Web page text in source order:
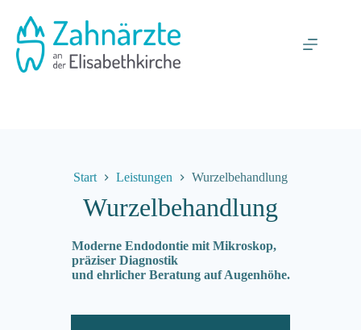
Inhalt
springen
Start Leistungen Wurzel­behandlung
Wurzel­behandlung
Moderne Endodontie mit Mikroskop,
präziser Diagnostik
und ehrlicher Beratung auf Augenhöhe.